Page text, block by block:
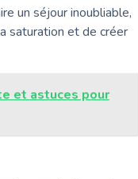
un séjour inoubliable,
saturation et de créer
et astuces pour